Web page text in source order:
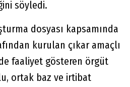
söyledi.
dosyası kapsamında
kurulan çıkar amaçlı
faaliyet gösteren örgüt
ortak baz ve irtibat